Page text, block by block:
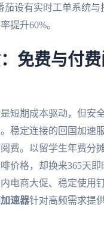
茄设有实时工单系统与
提升60%。
免费与付
短期成本驱动，但安
稳定连接的回国加速
费。以留学生年费分
价格，却换来365天
电商大促、稳定使用
速器针对高频需求提